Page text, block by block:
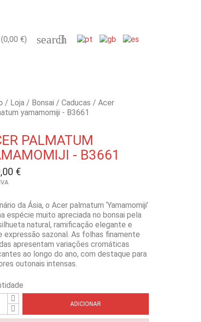
(0,00 €) search

Loja Bonsai Caducas
Acer
yamamomiji - B3661
PALMATUM
- B3661
€
da Ásia, o Acer palmatum ‘Yamamomiji’
espécie muito apreciada no bonsai pela
natural, ramificação elegante e
expressão sazonal. As folhas finamente
apresentam variações cromáticas
ao longo do ano, com destaque para
outonais intensas.
ADICIONAR